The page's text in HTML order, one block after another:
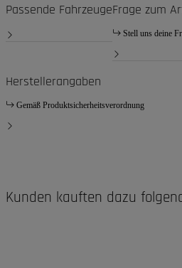
Passende FahrzeugeFrage zum
Stell uns deine
Herstellerangaben
Gemäß Produktsicherheitsverordnung
Kunden kauften dazu